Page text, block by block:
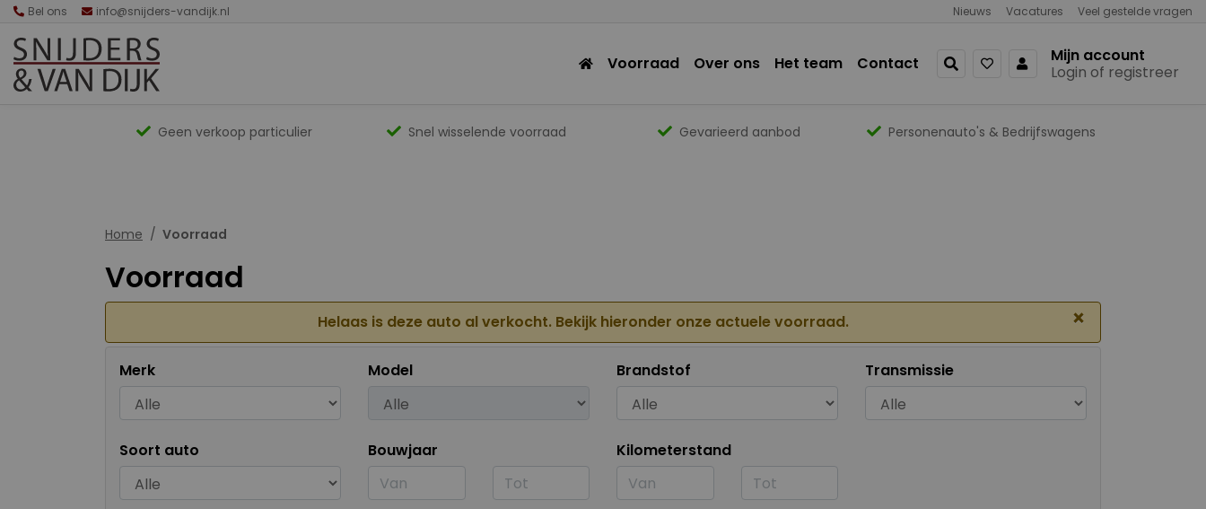
Bel ons info@snijders-vandijk.nl Nieuws Vacatures Veel gestelde vragen
Voorraad Over ons Het team Contact
Mijn account
Login of registreer
Geen verkoop particulier Snel wisselende voorraad Gevarieerd aanbod Personenauto's & Bedrijfswagens
Home Voorraad
Voorraad
Helaas is deze auto al verkocht. Bekijk hieronder onze actuele voorraad. ×
Merk Model Brandstof Transmissie
Soort auto Bouwjaar Kilometerstand